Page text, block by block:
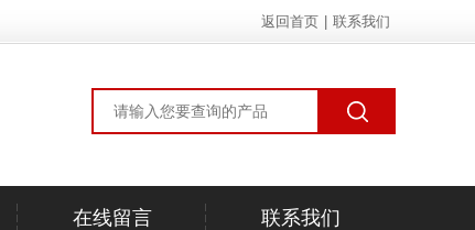
返回首页 联系我们
在线留言 联系我们